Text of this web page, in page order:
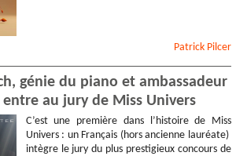
Patrick Pilcer
génie du piano et ambassadeur
entre au jury de Miss Univers
C’est une première dans l’histoire de Miss
Univers : un Français (hors ancienne lauréate)
intègre le jury du plus prestigieux concours de